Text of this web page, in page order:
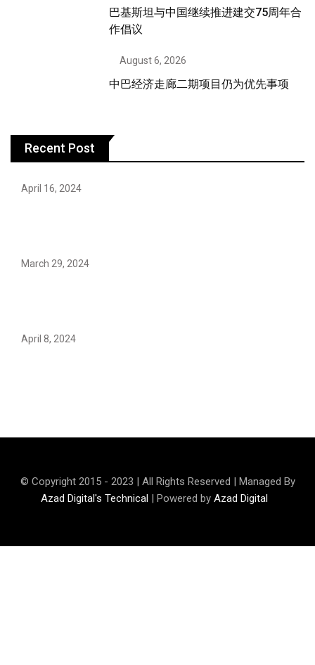
巴基斯坦与中国继续推进建交75周年合
作倡议
August 6, 2026
中巴经济走廊二期项目仍为优先事项
Recent Post
April 16, 2024
March 29, 2024
April 8, 2024
© Copyright 2015 - 2023 | All Rights Reserved | Managed By
Azad Digital's Technical | Powered by Azad Digital